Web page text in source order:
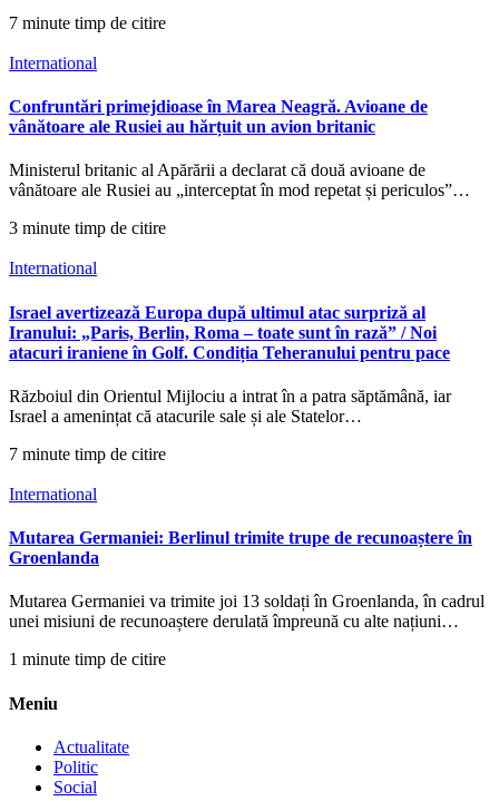
7 minute timp de citire
International
Confruntări primejdioase în Marea Neagră. Avioane de
vânătoare ale Rusiei au hărțuit un avion britanic
Ministerul britanic al Apărării a declarat că două avioane de
vânătoare ale Rusiei au „interceptat în mod repetat și periculos”…
3 minute timp de citire
International
Israel avertizează Europa după ultimul atac surpriză al
Iranului: „Paris, Berlin, Roma – toate sunt în rază” / Noi
atacuri iraniene în Golf. Condiția Teheranului pentru pace
Războiul din Orientul Mijlociu a intrat în a patra săptămână, iar
Israel a amenințat că atacurile sale și ale Statelor…
7 minute timp de citire
International
Mutarea Germaniei: Berlinul trimite trupe de recunoaștere în
Groenlanda
Mutarea Germaniei va trimite joi 13 soldați în Groenlanda, în cadrul
unei misiuni de recunoaștere derulată împreună cu alte națiuni…
1 minute timp de citire
Meniu
Actualitate
Politic
Social